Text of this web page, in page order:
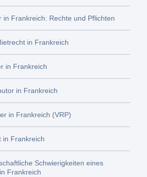
in Frankreich: Rechte und Pflichten
in Frankreich
in Frankreich
in Frankreich
in Frankreich (VRP)
in Frankreich
Schwierigkeiten eines
Frankreich